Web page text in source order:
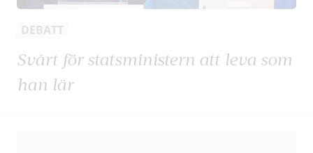
DEBATT
Svårt för statsministern att leva som
han lär